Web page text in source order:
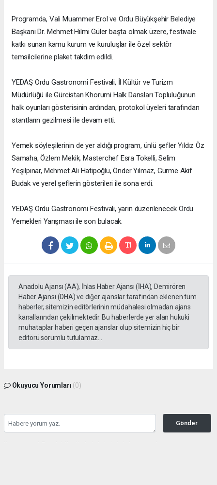
Programda, Vali Muammer Erol ve Ordu Büyükşehir Belediye
Başkanı Dr. Mehmet Hilmi Güler başta olmak üzere, festivale
katkı sunan kamu kurum ve kuruluşlar ile özel sektör
temsilcilerine plaket takdim edildi.
YEDAŞ Ordu Gastronomi Festivali, İl Kültür ve Turizm
Müdürlüğü ile Gürcistan Khorumi Halk Dansları Topluluğunun
halk oyunları gösterisinin ardından, protokol üyeleri tarafından
stantların gezilmesi ile devam etti.
Yemek söyleşilerinin de yer aldığı program, ünlü şefler Yıldız Öz
Samaha, Özlem Mekik, Masterchef Esra Tokelli, Selim
Yeşilpınar, Mehmet Ali Hatipoğlu, Önder Yılmaz, Gurme Akif
Budak ve yerel şeflerin gösterileri ile sona erdi.
YEDAŞ Ordu Gastronomi Festivali, yarın düzenlenecek Ordu
Yemekleri Yarışması ile son bulacak.
Anadolu Ajansı (AA), İhlas Haber Ajansı (İHA), Demirören
Haber Ajansı (DHA) ve diğer ajanslar tarafından eklenen tüm
haberler, sitemizin editörlerinin müdahalesi olmadan ajans
kanallarından çekilmektedir. Bu haberlerde yer alan hukuki
muhataplar haberi geçen ajanslar olup sitemizin hiç bir
editörü sorumlu tutulamaz...
Okuyucu Yorumları (0)
Gönder
Yorum yazarak Topluluk Kuralları’nı kabul etmiş bulunuyor ve haberunye.com